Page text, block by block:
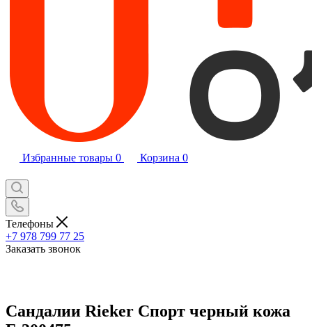
Избранные товары 0 Корзина 0
Телефоны
+7 978 799 77 25
Заказать звонок
Сандалии Rieker Спорт черный кожа